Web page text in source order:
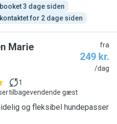
3 dage siden
for 2 dage siden
Marie fra
249 kr.
/dag
1
tilbagevendende gæst
og fleksibel hundepasser